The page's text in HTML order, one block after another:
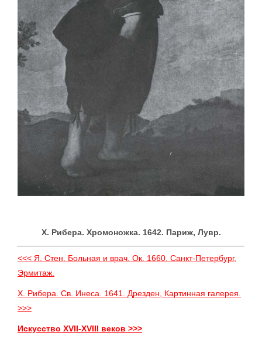
X. Рибера. Хромоножка. 1642. Париж, Лувр.
<<< Я. Стен. Больная и врач. Ок. 1660. Санкт-Петербург,
Эрмитаж.
X. Рибера. Св. Инеса. 1641. Дрезден, Картинная галерея.
>>>
Искусство XVII-XVIII веков >>>